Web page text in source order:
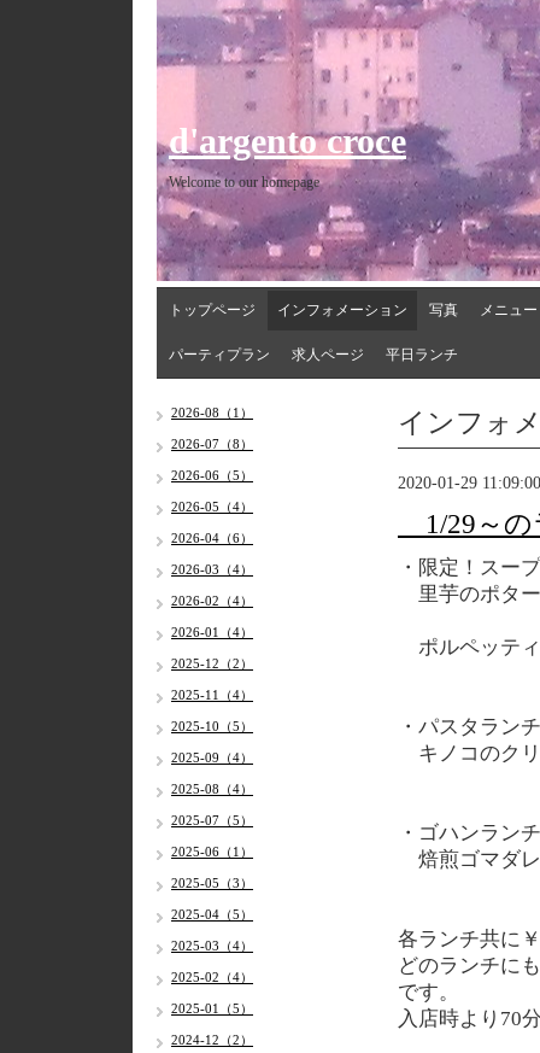
d'argento croce
Welcome to our homepage
トップページ インフォメーション 写真 メニュー
パーティプラン 求人ページ 平日ランチ
インフォ
2020-01-29 11:09:00
1/29～の
・限定！スー
里芋のポタ
ポルペッテ
・パスタランチ
キノコのク
・ゴハンランチ
焙煎ゴマダ
各ランチ共に
どのランチに
です。
入店時より70
2026-08（1）
2026-07（8）
2026-06（5）
2026-05（4）
2026-04（6）
2026-03（4）
2026-02（4）
2026-01（4）
2025-12（2）
2025-11（4）
2025-10（5）
2025-09（4）
2025-08（4）
2025-07（5）
2025-06（1）
2025-05（3）
2025-04（5）
2025-03（4）
2025-02（4）
2025-01（5）
2024-12（2）